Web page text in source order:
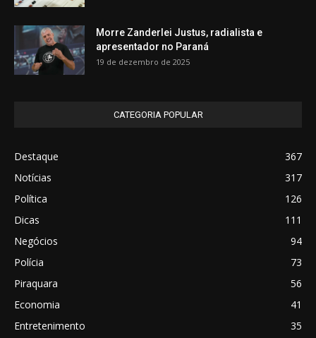
Morre Zanderlei Justus, radialista e
apresentador no Paraná
19 de dezembro de 2025
CATEGORIA POPULAR
Destaque
367
Notícias
317
Política
126
Dicas
111
Negócios
94
Polícia
73
Piraquara
56
Economia
41
Entretenimento
35